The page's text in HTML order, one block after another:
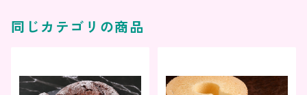
同じカテゴリの商品